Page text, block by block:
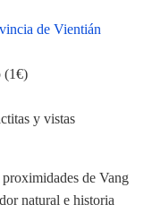
de Vientián
(1€)
y vistas
de Vang
natural e historia